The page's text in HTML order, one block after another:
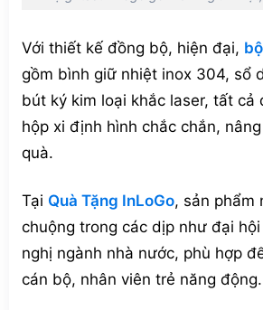
Với thiết kế đồng bộ, hiện đại,
gồm bình giữ nhiệt inox 304, sổ
bút ký kim loại khắc laser, tất cả
hộp xi định hình chắc chắn,
quà.
Tại Quà Tặng InLoGo, sản phẩm
chuộng trong các dịp như đại
nghị ngành nhà nước, phù hợp
cán bộ, nhân viên trẻ năng động.